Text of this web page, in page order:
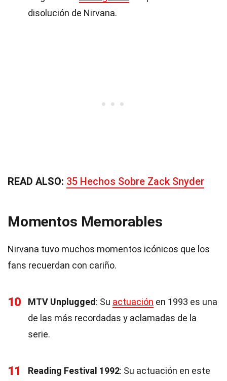
disolución de Nirvana.
READ ALSO: 35 Hechos Sobre Zack Snyder
Momentos Memorables
Nirvana tuvo muchos momentos icónicos que los
fans recuerdan con cariño.
10 MTV Unplugged : Su actuación en 1993 es una
de las más recordadas y aclamadas de la
serie.
11 Reading Festival 1992: Su actuación en este